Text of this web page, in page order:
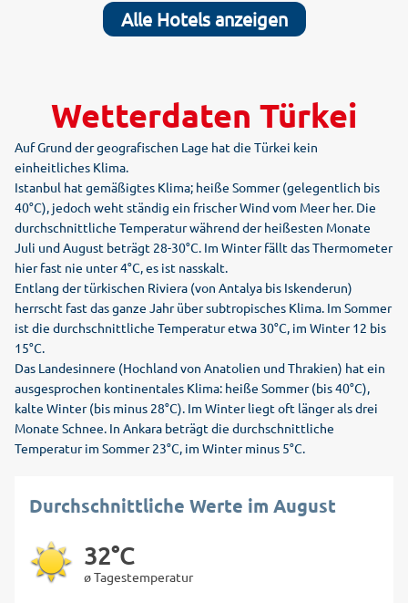
Alle Hotels anzeigen
Wetterdaten Türkei
Auf Grund der geografischen Lage hat die Türkei kein
einheitliches Klima.
Istanbul hat gemäßigtes Klima; heiße Sommer (gelegentlich bis
40°C), jedoch weht ständig ein frischer Wind vom Meer her. Die
durchschnittliche Temperatur während der heißesten Monate
Juli und August beträgt 28-30°C. Im Winter fällt das Thermometer
hier fast nie unter 4°C, es ist nasskalt.
Entlang der türkischen Riviera (von Antalya bis Iskenderun)
herrscht fast das ganze Jahr über subtropisches Klima. Im Sommer
ist die durchschnittliche Temperatur etwa 30°C, im Winter 12 bis
15°C.
Das Landesinnere (Hochland von Anatolien und Thrakien) hat ein
ausgesprochen kontinentales Klima: heiße Sommer (bis 40°C),
kalte Winter (bis minus 28°C). Im Winter liegt oft länger als drei
Monate Schnee. In Ankara beträgt die durchschnittliche
Temperatur im Sommer 23°C, im Winter minus 5°C.
Durchschnittliche Werte im August
32°C
ø Tagestemperatur